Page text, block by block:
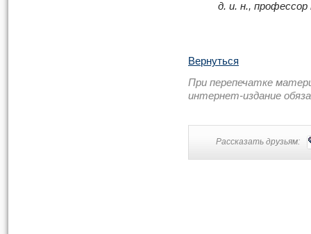
д. и. н.,
Вернуться
При перепечатке
интернет-издание
Рассказать друзьям: